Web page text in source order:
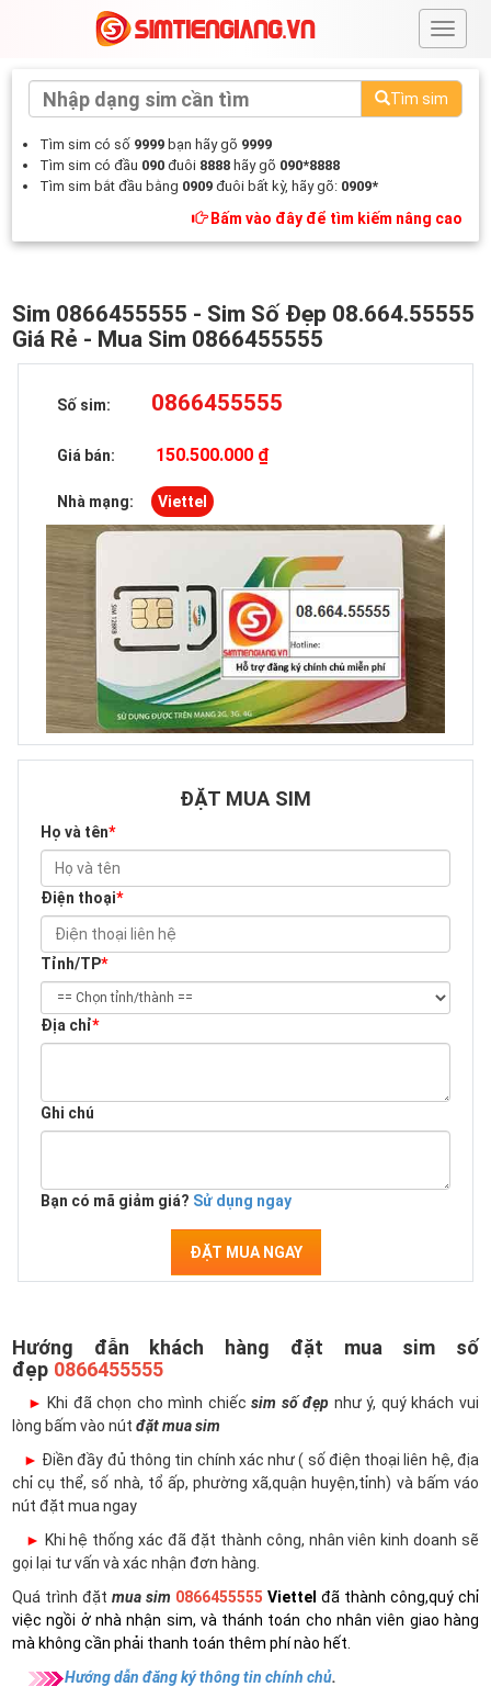
#
Tìm sim
Tìm sim có số 9999 bạn hãy gõ 9999
Tìm sim có đầu 090 đuôi 8888 hãy gõ 090*8888
Tìm sim bắt đầu bằng 0909 đuôi bất kỳ, hãy gõ: 0909*
Bấm vào đây để tìm kiếm nâng cao
Sim 0866455555 - Sim Số Đẹp 08.664.55555
Giá Rẻ - Mua Sim 0866455555
Số sim: 0866455555
Giá bán: 150.500.000 ₫
Nhà mạng: Viettel
ĐẶT MUA SIM
Họ và tên*
Điện thoại*
Tỉnh/TP*
Địa chỉ*
Ghi chú
Bạn có mã giảm giá? Sử dụng ngay
ĐẶT MUA NGAY
Hướng đẫn khách hàng đặt mua sim số
đẹp 0866455555
► Khi đã chọn cho mình chiếcsim số đẹp như ý, quý khách vui
lòng bấm vào nút đặt mua sim
► Điền đầy đủ thông tin chính xác như ( số điện thoại liên hệ, địa
chỉ cụ thể, số nhà, tổ ấp, phường xã,quận huyện,tỉnh) và bấm váo
nút đặt mua ngay
► Khi hệ thống xác đã đặt thành công, nhân viên kinh doanh sẽ
gọi lại tư vấn và xác nhận đơn hàng.
Quá trình đặt mua sim 0866455555 Viettel đã thành công,quý chỉ
việc ngồi ở nhà nhận sim, và thánh toán cho nhân viên giao hàng
mà không cần phải thanh toán thêm phí nào hết.
Hướng dẫn đăng ký thông tin chính chủ.